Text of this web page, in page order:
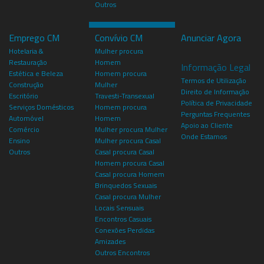
Outros
Emprego CM
Hotelaria &
Restauração
Estética e Beleza
Construção
Escritório
Serviços Domésticos
Automóvel
Comércio
Ensino
Outros
Convívio CM
Mulher procura
Homem
Homem procura
Mulher
Travesti-Transexual
Homem procura
Homem
Mulher procura Mulher
Mulher procura Casal
Casal procura Casal
Homem procura Casal
Casal procura Homem
Brinquedos Sexuais
Casal procura Mulher
Locais Sensuais
Encontros Casuais
Conexões Perdidas
Amizades
Outros Encontros
Anunciar Agora
Informação Legal
Termos de Utilização
Direito de Informação
Política de Privacidade
Perguntas Frequentes
Apoio ao Cliente
Onde Estamos